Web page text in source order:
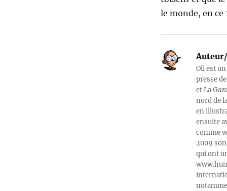
le monde, en
Oli est
presse
et La
nord de
en
ensuite
comme
2009
qui ont